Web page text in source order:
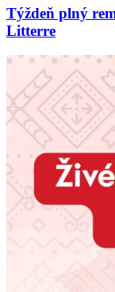
Týždeň plný
Litterre